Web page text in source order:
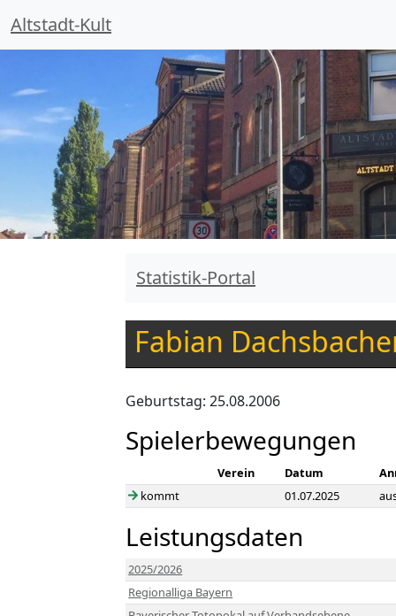
Altstadt-Kult
Statistik-Portal
Fabian
Geburtstag: 25.08.2006
Spielerbewegungen
Verein Datum
kommt
01.07.2025
Leistungsdaten
2025/2026
Regionalliga Bayern